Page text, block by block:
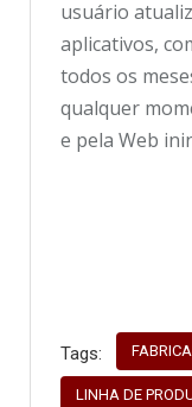
usuário
aplicativos,
todos os
qualquer
e pela Web
Tags:
LINHA DE